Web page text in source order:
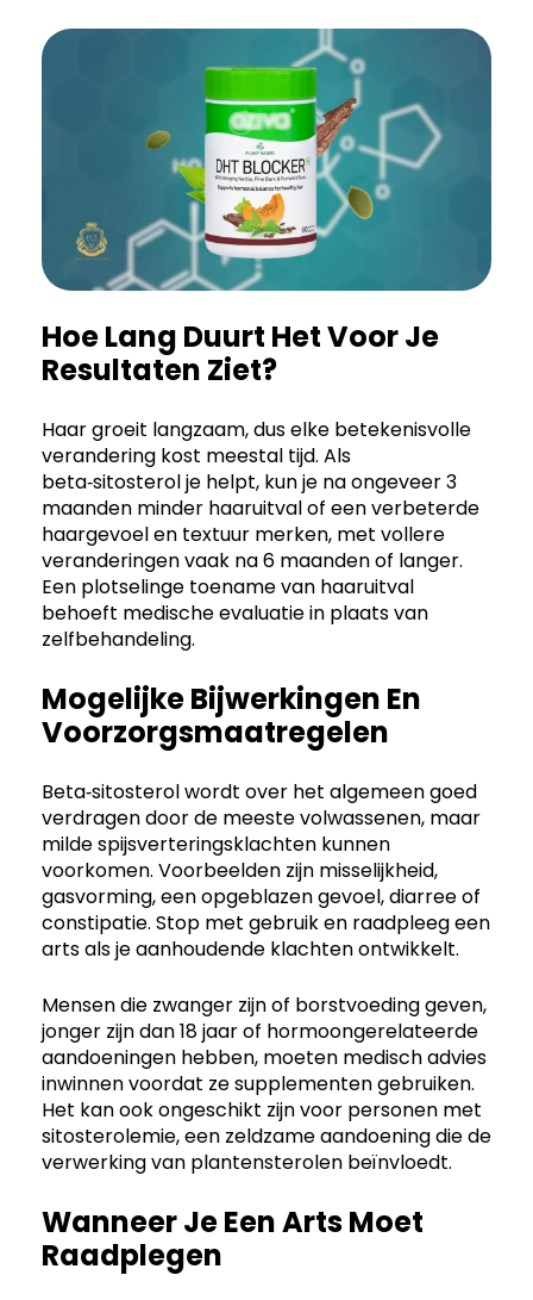
Hoe Lang Duurt Het Voor Je
Resultaten Ziet?
Haar groeit langzaam, dus elke betekenisvolle
verandering kost meestal tijd. Als
beta‑sitosterol je helpt, kun je na ongeveer 3
maanden minder haaruitval of een verbeterde
haargevoel en textuur merken, met vollere
veranderingen vaak na 6 maanden of langer.
Een plotselinge toename van haaruitval
behoeft medische evaluatie in plaats van
zelfbehandeling.
Mogelijke Bijwerkingen En
Voorzorgsmaatregelen
Beta‑sitosterol wordt over het algemeen goed
verdragen door de meeste volwassenen, maar
milde spijsverteringsklachten kunnen
voorkomen. Voorbeelden zijn misselijkheid,
gasvorming, een opgeblazen gevoel, diarree of
constipatie. Stop met gebruik en raadpleeg een
arts als je aanhoudende klachten ontwikkelt.
Mensen die zwanger zijn of borstvoeding geven,
jonger zijn dan 18 jaar of hormoongerelateerde
aandoeningen hebben, moeten medisch advies
inwinnen voordat ze supplementen gebruiken.
Het kan ook ongeschikt zijn voor personen met
sitosterolemie, een zeldzame aandoening die de
verwerking van plantensterolen beïnvloedt.
Wanneer Je Een Arts Moet
Raadplegen